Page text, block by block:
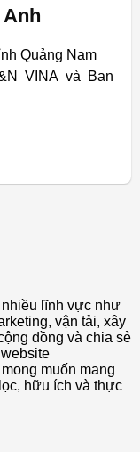
Quảng Nam
VINA và Ban
nhiều lĩnh vực như
vận tải, xây
đồng và chia sẻ
muốn mang
hữu ích và thực